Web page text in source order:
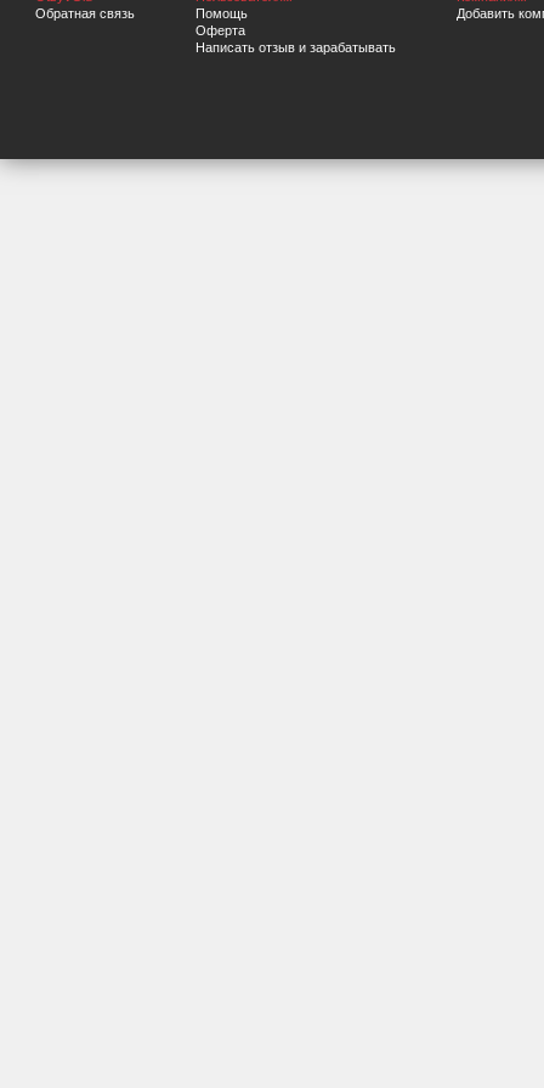
Обратная связь
Помощь
Оферта
Написать отзыв и зарабатывать
Добавить